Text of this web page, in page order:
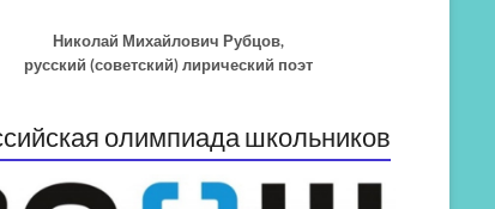
Николай Михайлович Рубцов,
русский (советский) лирический поэт
олимпиада школьников